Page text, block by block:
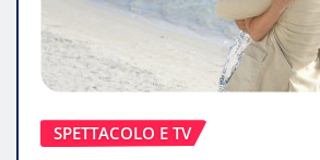
SPETTACOLO E TV